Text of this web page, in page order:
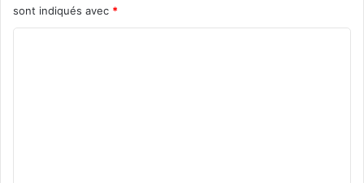
sont indiqués avec *